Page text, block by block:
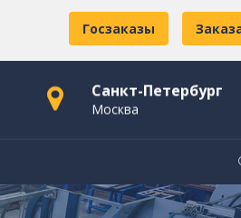
Госзаказы
Санкт-Петербург
Москва